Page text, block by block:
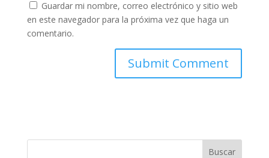
Guardar mi nombre, correo electrónico y sitio web
en este navegador para la próxima vez que haga un
comentario.
Buscar